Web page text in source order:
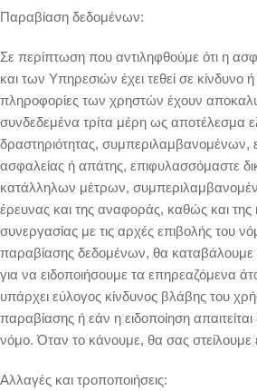
Παραβίαση δεδομένων:
Σε περίπτωση που αντιληφθούμε ότι η
και των Υπηρεσιών έχει τεθεί σε κίνδυνο
πληροφορίες των χρηστών έχουν
συνδεδεμένα τρίτα μέρη ως αποτέλεσμα
δραστηριότητας, συμπεριλαμβανομένων,
ασφαλείας ή απάτης, επιφυλασσόμαστε
κατάλληλων μέτρων,
έρευνας και της αναφοράς, καθώς και της
συνεργασίας με τις αρχές επιβολής του
παραβίασης δεδομένων, θα καταβάλουμε
για να ειδοποιήσουμε τα επηρεαζόμενα
υπάρχει εύλογος κίνδυνος βλάβης του
παραβίασης ή εάν η ειδοποίηση
νόμο. Όταν το κάνουμε, θα σας στείλουμε
Αλλαγές και τροποποιήσεις: